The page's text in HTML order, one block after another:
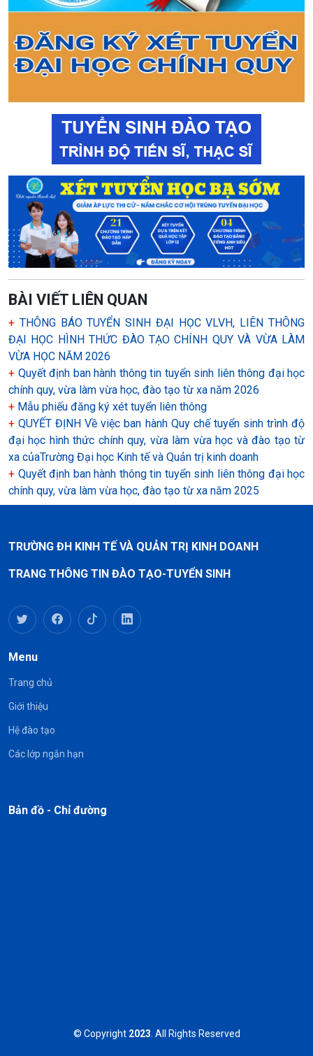
BÀI VIẾT LIÊN QUAN
+ THÔNG BÁO TUYỂN SINH ĐẠI HỌC VLVH, LIÊN THÔNG
ĐẠI HỌC HÌNH THỨC ĐÀO TẠO CHÍNH QUY VÀ VỪA LÀM
VỪA HỌC NĂM 2026
+ Quyết định ban hành thông tin tuyển sinh liên thông đại học
chính quy, vừa làm vừa học, đào tạo từ xa năm 2026
+ Mẫu phiếu đăng ký xét tuyển liên thông
+ QUYẾT ĐỊNH Về việc ban hành Quy chế tuyển sinh trình độ
đại học hình thức chính quy, vừa làm vừa học và đào tạo từ
xa củaTrường Đại học Kinh tế và Quản trị kinh doanh
+ Quyết định ban hành thông tin tuyển sinh liên thông đại học
chính quy, vừa làm vừa học, đào tạo từ xa năm 2025
TRƯỜNG ĐH KINH TẾ VÀ QUẢN TRỊ KINH DOANH
TRANG THÔNG TIN ĐÀO TẠO-TUYỂN SINH
Menu
Trang chủ
Giới thiệu
Hệ đào tạo
Các lớp ngắn hạn
Bản đồ - Chỉ đường
© Copyright 2023. All Rights Reserved